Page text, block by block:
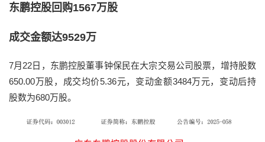
东鹏控股回购1567万股
成交金额达9529万
7月22日，东鹏控股董事钟保民在大宗交易公司股票，增持股数
650.00万股，成交均价5.36元，变动金额3484万元，变动后持
股数为680万股。